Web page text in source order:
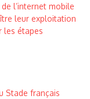
l’internet mobile
leur exploitation
les étapes
Stade français